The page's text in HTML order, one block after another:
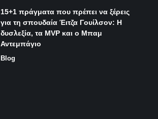
15+1 πράγματα που πρέπει να ξέρεις
για τη σπουδαία Έιτζα Γουίλσον: Η
δυσλεξία, τα MVP και ο Μπαμ
Αντεμπάγιο
Blog